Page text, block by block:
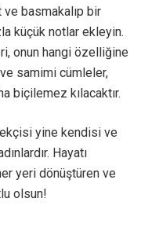
ve basmakalıp bir
küçük notlar ekleyin.
onun hangi özelliğine
samimi cümleler,
biçilemez kılacaktır.
yine kendisi ve
Hayatı
yeri dönüştüren ve
olsun!